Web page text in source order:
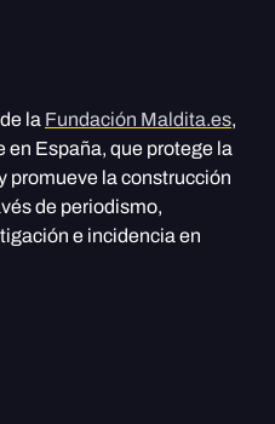
la Fundación Maldita.es,
en España, que protege la
promueve la construcción
de periodismo,
e incidencia en